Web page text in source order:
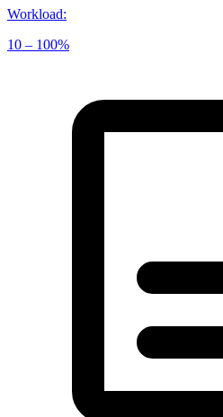
Workload:
10 – 100%